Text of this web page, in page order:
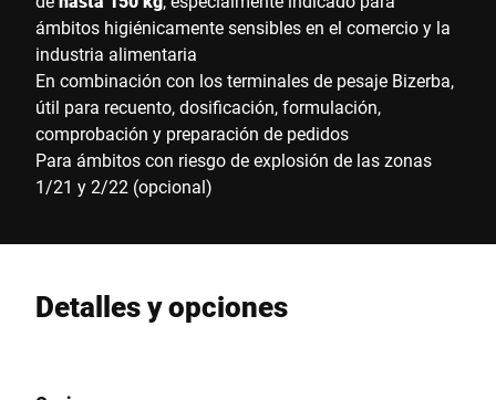
ámbitos higiénicamente sensibles en el comercio y la
industria alimentaria
En combinación con los terminales de pesaje Bizerba,
útil para recuento, dosificación, formulación,
comprobación y preparación de pedidos
Para ámbitos con riesgo de explosión de las zonas
1/21 y 2/22 (opcional)
Detalles y opciones